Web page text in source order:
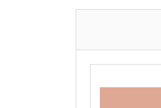
გამომცემლობები